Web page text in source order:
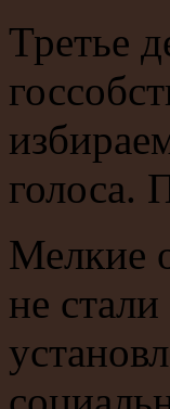
Третье
голоса.
Мелкие
не